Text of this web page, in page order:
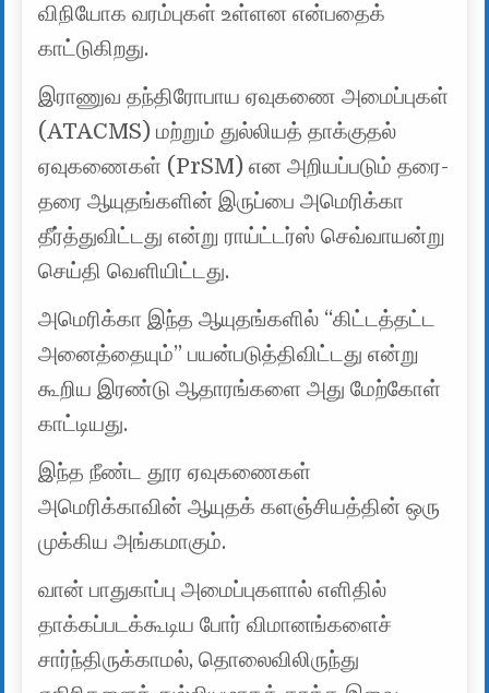
விநியோக வரம்புகள் உள்ளன என்பதைக்
காட்டுகிறது.
இராணுவ தந்திரோபாய ஏவுகணை அமைப்புகள்
(ATACMS) மற்றும் துல்லியத் தாக்குதல்
ஏவுகணைகள் (PrSM) என அறியப்படும் தரை-
தரை ஆயுதங்களின் இருப்பை அமெரிக்கா
தீர்த்துவிட்டது என்று ராய்ட்டர்ஸ் செவ்வாயன்று
செய்தி வெளியிட்டது.
அமெரிக்கா இந்த ஆயுதங்களில் “கிட்டத்தட்ட
அனைத்தையும்” பயன்படுத்திவிட்டது என்று
கூறிய இரண்டு ஆதாரங்களை அது மேற்கோள்
காட்டியது.
இந்த நீண்ட தூர ஏவுகணைகள்
அமெரிக்காவின் ஆயுதக் களஞ்சியத்தின் ஒரு
முக்கிய அங்கமாகும்.
வான் பாதுகாப்பு அமைப்புகளால் எளிதில்
தாக்கப்படக்கூடிய போர் விமானங்களைச்
சார்ந்திருக்காமல், தொலைவிலிருந்து